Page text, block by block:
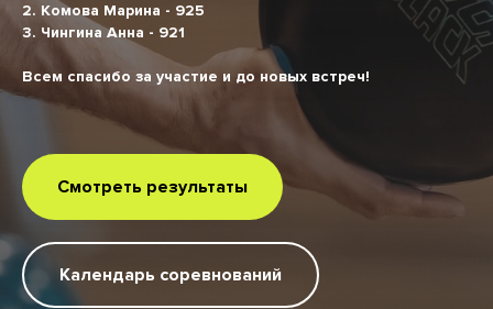
2. Комова Марина - 925
3. Чингина Анна - 921
Всем спасибо за участие и до новых встреч!
Смотреть результаты
Календарь соревнований